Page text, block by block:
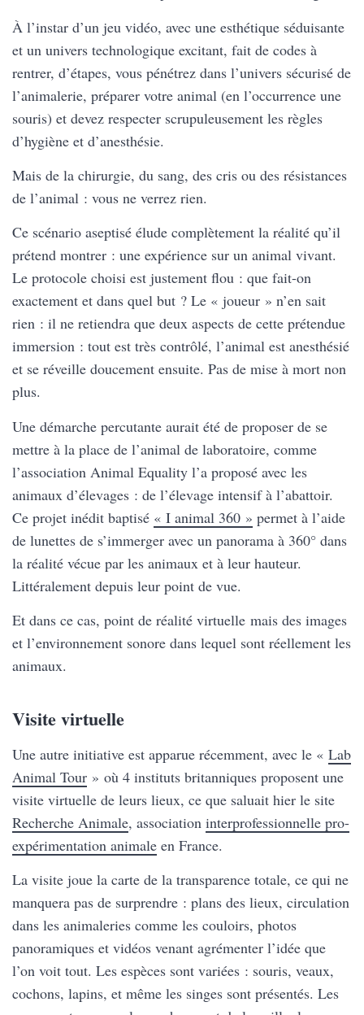
À l’instar d’un jeu vidéo, avec une esthétique séduisante
et un univers technologique excitant, fait de codes à
rentrer, d’étapes, vous pénétrez dans l’univers sécurisé de
l’animalerie, préparer votre animal (en l’occurrence une
souris) et devez respecter scrupuleusement les règles
d’hygiène et d’anesthésie.
Mais de la chirurgie, du sang, des cris ou des résistances
de l’animal : vous ne verrez rien.
Ce scénario aseptisé élude complètement la réalité qu’il
prétend montrer : une expérience sur un animal vivant.
Le protocole choisi est justement flou : que fait-on
exactement et dans quel but ? Le « joueur » n’en sait
rien : il ne retiendra que deux aspects de cette prétendue
immersion : tout est très contrôlé, l’animal est anesthésié
et se réveille doucement ensuite. Pas de mise à mort non
plus.
Une démarche percutante aurait été de proposer de se
mettre à la place de l’animal de laboratoire, comme
l’association Animal Equality l’a proposé avec les
animaux d’élevages : de l’élevage intensif à l’abattoir.
Ce projet inédit baptisé « I animal 360 » permet à l’aide
de lunettes de s’immerger avec un panorama à 360° dans
la réalité vécue par les animaux et à leur hauteur.
Littéralement depuis leur point de vue.
Et dans ce cas, point de réalité virtuelle mais des images
et l’environnement sonore dans lequel sont réellement les
animaux.
Visite virtuelle
Une autre initiative est apparue récemment, avec le « Lab
Animal Tour » où 4 instituts britanniques proposent une
visite virtuelle de leurs lieux, ce que saluait hier le site
Recherche Animale, association interprofessionnelle pro-
expérimentation animale en France.
La visite joue la carte de la transparence totale, ce qui ne
manquera pas de surprendre : plans des lieux, circulation
dans les animaleries comme les couloirs, photos
panoramiques et vidéos venant agrémenter l’idée que
l’on voit tout. Les espèces sont variées : souris, veaux,
cochons, lapins, et même les singes sont présentés. Les